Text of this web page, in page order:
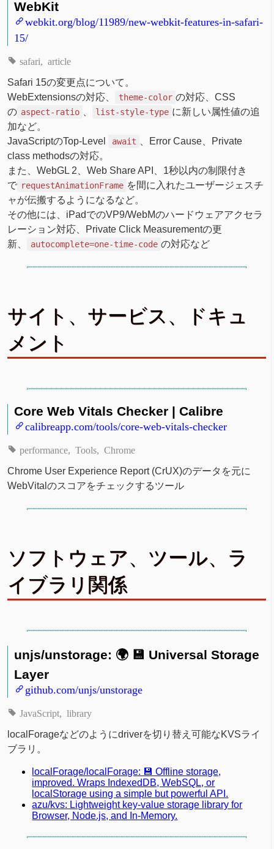
WebKit
webkit.org/blog/11989/new-webkit-features-in-safari-
15/
safari article
Safari 15の変更点について。
WebExtensionsの対応、
theme-color の対応、CSS
の aspect-ratio list-style-type に新しい属性値の追
加など。
JavaScriptのTop-Level
await
、Error Cause、Private
class methodsの対応。
また、WebGL 2、Web Share API、1秒以内の制限付き
で requestAnimationFrame を間に入れたユーザージェスチ
ャが伝搬するようになるなど。
その他には、iPadでのVP9/WebMのハードウェアアクセラ
レーション対応、Private Click Measurementの更
新、
autocomplete=one-time-code の対応など
サイト、サービス、ドキュ
メント
Core Web Vitals Checker | Calibre
calibreapp.com/tools/core-web-vitals-checker
performance Tools Chrome
Chrome User Experience Report (CrUX)のデータを元に
WebVitalのスコアをチェックするツール
ソフトウェア、ツール、ラ
イブラリ関係
unjs/unstorage: 🌍 💾 Universal Storage
Layer
github.com/unjs/unstorage
JavaScript library
localForageなどのようにdriverを切り替え可能なKVSライ
ブラリ。
localForage/localForage: 💾 Offline storage,
improved. Wraps IndexedDB, WebSQL, or
localStorage using a simple but powerful API.
azu/kvs: Lightweight key-value storage library for
Browser, Node.js, and In-Memory.